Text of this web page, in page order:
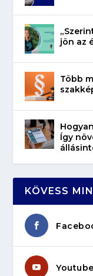
jön az
Több
Így
KÖVESS
Youtube